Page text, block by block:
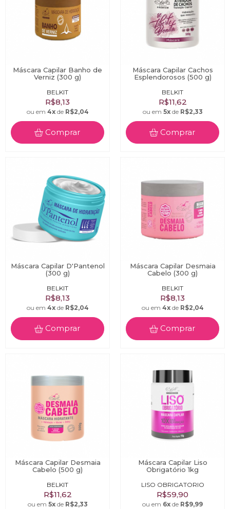
Máscara Capilar Banho de
Verniz (300 g)
BELKIT
R$8,13
ou em 4xde R$2,04
Comprar
Máscara Capilar Cachos
Esplendorosos (500 g)
BELKIT
R$11,62
ou em 5xde R$2,33
Comprar
Máscara Capilar D'Pantenol
(300 g)
BELKIT
R$8,13
ou em 4xde R$2,04
Comprar
Máscara Capilar Desmaia
Cabelo (300 g)
BELKIT
R$8,13
ou em 4xde R$2,04
Comprar
Máscara Capilar Desmaia
Cabelo (500 g)
BELKIT
R$11,62
ou em 5xde R$2,33
Máscara Capilar Liso
Obrigatório 1kg
LISO OBRIGATORIO
R$59,90
ou em 6x de R$9,99